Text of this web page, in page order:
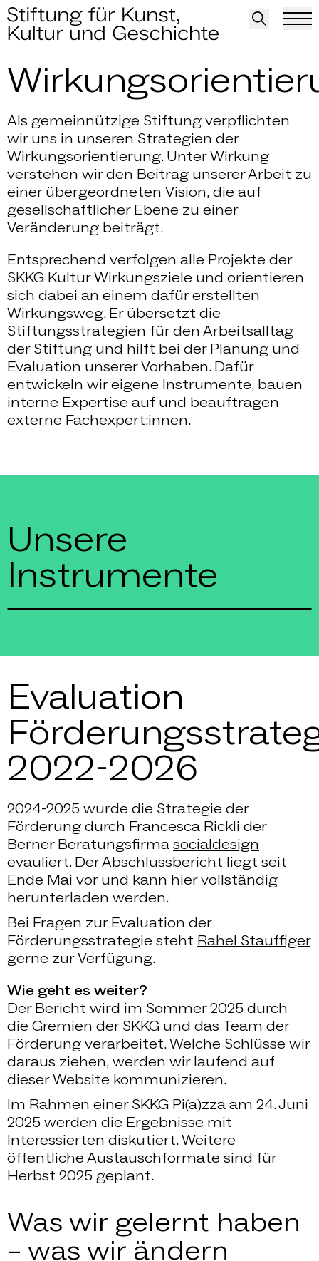
Als gemeinnützige Stiftung verpflichten
wir uns in unseren Strategien der
Wirkungsorientierung. Unter Wirkung
verstehen wir den Beitrag unserer Arbeit zu
einer übergeordneten Vision, die auf
gesellschaftlicher Ebene zu einer
Veränderung beiträgt.
Entsprechend verfolgen alle Projekte der
SKKG Kultur Wirkungsziele und orientieren
sich dabei an einem dafür erstellten
Wirkungsweg. Er übersetzt die
Stiftungsstrategien für den Arbeitsalltag
der Stiftung und hilft bei der Planung und
Evaluation unserer Vorhaben. Dafür
entwickeln wir eigene Instrumente, bauen
interne Expertise auf und beauftragen
externe Fachexpert:innen.
Unsere
Instrumente
Evaluation
2022-2026
2024-2025 wurde die Strategie der
Förderung durch Francesca Rickli der
Berner Beratungsfirma socialdesign
evauliert. Der Abschlussbericht liegt seit
Ende Mai vor und kann hier vollständig
herunterladen werden.
Bei Fragen zur Evaluation der
Förderungsstrategie steht Rahel Stauffiger
gerne zur Verfügung.
Wie geht es weiter?
Der Bericht wird im Sommer 2025 durch
die Gremien der SKKG und das Team der
Förderung verarbeitet. Welche Schlüsse wir
daraus ziehen, werden wir laufend auf
dieser Website kommunizieren.
Im Rahmen einer SKKG Pi(a)zza am 24. Juni
2025 werden die Ergebnisse mit
Interessierten diskutiert. Weitere
öffentliche Austauschformate sind für
Herbst 2025 geplant.
Was wir gelernt haben
– was wir ändern